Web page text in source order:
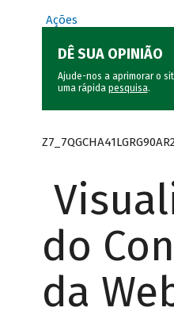
Ações
DÊ SUA OPINIÃO
Ajude-nos a aprimorar o
uma rápida pesquisa.
do
da